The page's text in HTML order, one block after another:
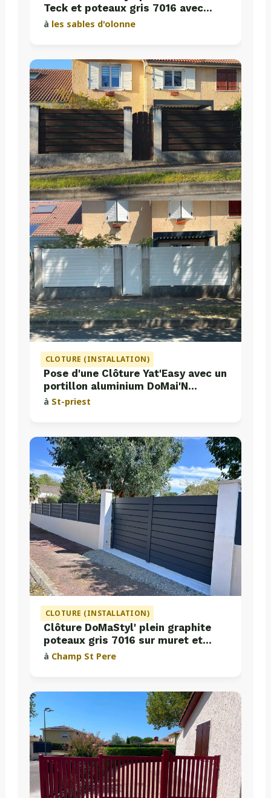
Teck et poteaux gris 7016 avec
plaques de soubassement béton
à les sables d'olonne
CLOTURE (INSTALLATION)
Pose d'une Clôture Yat'Easy avec un
portillon aluminium DoMai'N
Colmont
à St-priest
CLOTURE (INSTALLATION)
Clôture DoMaStyl' plein graphite
poteaux gris 7016 sur muret et
portail coulissant Classic Strong
à Champ St Pere